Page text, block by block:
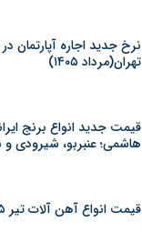
نرخ جدید اجاره آپارتمان
تهران(مرداد ۱۴۰۵)
هاشمی؛ عنبربو، شیرودی و
قیمت انواع آهن آلات تیر ۱۴۰۵